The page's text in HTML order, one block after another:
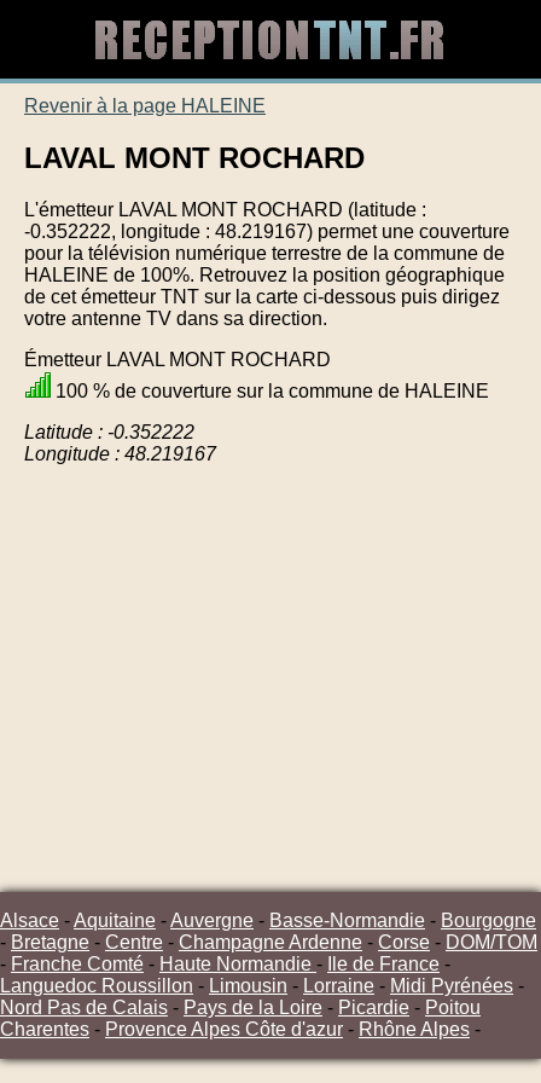
Revenir à la page HALEINE
LAVAL MONT ROCHARD
L'émetteur LAVAL MONT ROCHARD (latitude :
-0.352222, longitude : 48.219167) permet une couverture
pour la télévision numérique terrestre de la commune de
HALEINE de 100%. Retrouvez la position géographique
de cet émetteur TNT sur la carte ci-dessous puis dirigez
votre antenne TV dans sa direction.
Émetteur LAVAL MONT ROCHARD
100 % de couverture sur la commune de HALEINE
Latitude : -0.352222
Longitude : 48.219167
Alsace -Aquitaine -Auvergne - Basse-Normandie - Bourgogne
- Bretagne - Centre - Champagne Ardenne - Corse - DOM/TOM
- Franche Comté - Haute Normandie - Ile de France -
Languedoc Roussillon - Limousin - Lorraine - Midi Pyrénées -
Nord Pas de Calais - Pays de la Loire - Picardie - Poitou
Charentes - Provence Alpes Côte d'azur - Rhône Alpes -